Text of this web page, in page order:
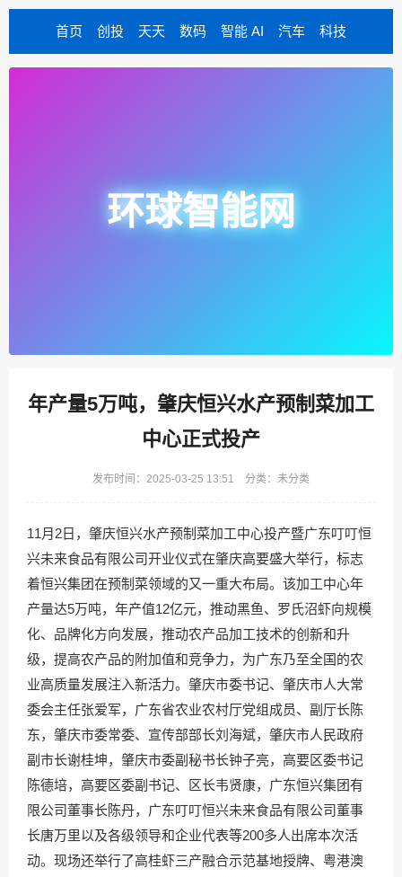
首页 创投 天天 数码 智能 AI 汽车 科技
环球智能网
年产量5万吨，肇庆恒兴水产预制菜加工
中心正式投产
发布时间：2025-03-25 13:51 分类：未分类
11月2日，肇庆恒兴水产预制菜加工中心投产暨广东叮叮恒
兴未来食品有限公司开业仪式在肇庆高要盛大举行，标志
着恒兴集团在预制菜领域的又一重大布局。该加工中心年
产量达5万吨，年产值12亿元，推动黑鱼、罗氏沼虾向规模
化、品牌化方向发展，推动农产品加工技术的创新和升
级，提高农产品的附加值和竞争力，为广东乃至全国的农
业高质量发展注入新活力。肇庆市委书记、肇庆市人大常
委会主任张爱军，广东省农业农村厅党组成员、副厅长陈
东，肇庆市委常委、宣传部部长刘海斌，肇庆市人民政府
副市长谢桂坤，肇庆市委副秘书长钟子亮，高要区委书记
陈德培，高要区委副书记、区长韦贤康，广东恒兴集团有
限公司董事长陈丹，广东叮叮恒兴未来食品有限公司董事
长唐万里以及各级领导和企业代表等200多人出席本次活
动。现场还举行了高桂虾三产融合示范基地授牌、粤港澳